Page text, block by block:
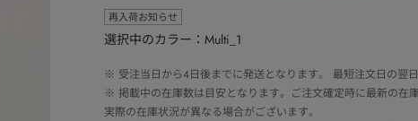
再入荷お知らせ
選択中のカラー：Multi_1
※ 受注当日から4日後までに発送となります。 最短注文日の翌
※ 掲載中の在庫数は目安となります。ご注文確定時に最新の在
実際の在庫状況が異なる場合がございます。